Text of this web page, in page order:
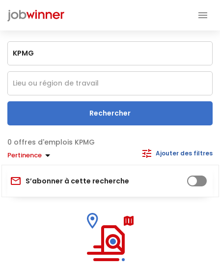
Rechercher
offres d'emplois KPMG
Pertinence Ajouter des filtres
S’abonner à cette recherche